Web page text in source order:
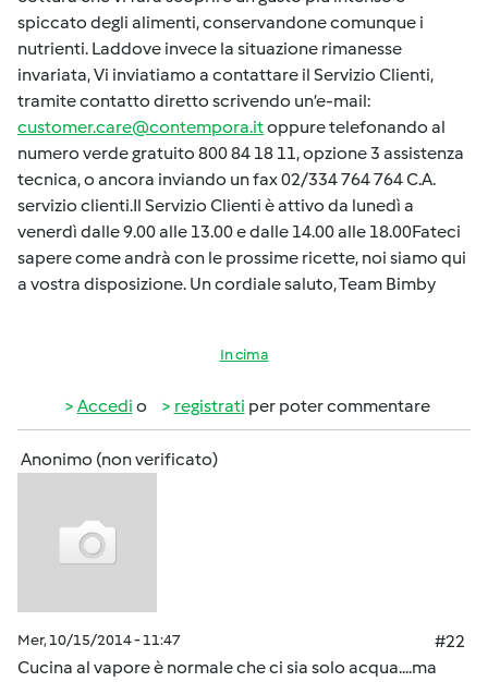
spiccato degli alimenti, conservandone comunque i
nutrienti. Laddove invece la situazione rimanesse
invariata, Vi inviatiamo a contattare il Servizio Clienti,
tramite contatto diretto scrivendo un’e-mail:
customer.care@contempora.itoppure telefonando al
numero verde gratuito 800 84 18 11, opzione 3 assistenza
tecnica, o ancora inviando un fax 02/334 764 764 C.A.
servizio clienti.Il Servizio Clienti è attivo da lunedì a
venerdì dalle 9.00 alle 13.00 e dalle 14.00 alle 18.00Fateci
sapere come andrà con le prossime ricette, noi siamo qui
a vostra disposizione. Un cordiale saluto, Team Bimby
In cima
Accedi o registrati per poter commentare
Anonimo (non verificato)
Mer, 10/15/2014 - 11:47
#22
Cucina al vapore è normale che ci sia solo acqua....ma